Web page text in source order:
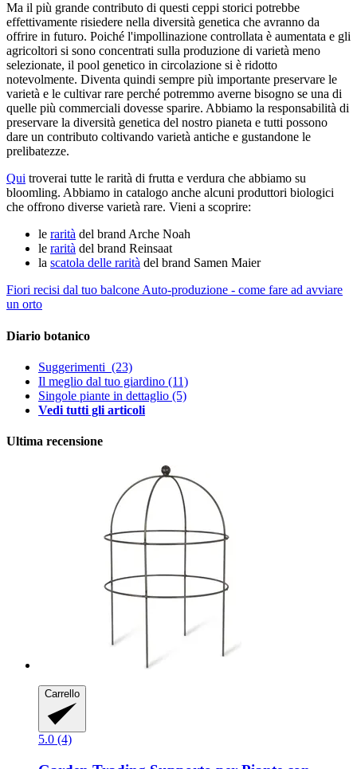
Ma il più grande contributo di questi ceppi storici potrebbe
effettivamente risiedere nella diversità genetica che avranno da
offrire in futuro. Poiché l'impollinazione controllata è aumentata e gli
agricoltori si sono concentrati sulla produzione di varietà meno
selezionate, il pool genetico in circolazione si è ridotto
notevolmente. Diventa quindi sempre più importante preservare le
varietà e le cultivar rare perché potremmo averne bisogno se una di
quelle più commerciali dovesse sparire. Abbiamo la responsabilità di
preservare la diversità genetica del nostro pianeta e tutti possono
dare un contributo coltivando varietà antiche e gustandone le
prelibatezze.
Qui troverai tutte le rarità di frutta e verdura che abbiamo su
bloomling. Abbiamo in catalogo anche alcuni produttori biologici
che offrono diverse varietà rare. Vieni a scoprire:
le rarità del brand Arche Noah
le rarità del brand Reinsaat
la scatola delle rarità del brand Samen Maier
Fiori recisi dal tuo balcone Auto-produzione - come fare ad avviare
un orto
Diario botanico
Suggerimenti (23)
Il meglio dal tuo giardino (11)
Singole piante in dettaglio (5)
Vedi tutti gli articoli
Ultima recensione
Carrello
5.0 (4)